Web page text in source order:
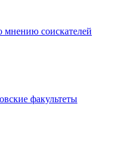
соискателей
факультеты